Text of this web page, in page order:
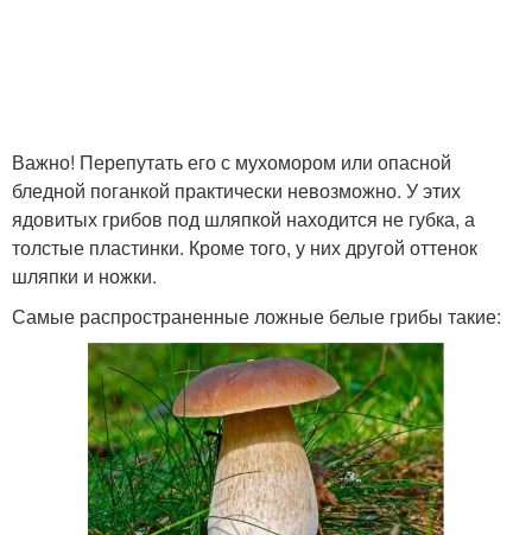
Важно! Перепутать его с мухомором или опасной
бледной поганкой практически невозможно. У этих
ядовитых грибов под шляпкой находится не губка, а
толстые пластинки. Кроме того, у них другой оттенок
шляпки и ножки.
Самые распространенные ложные белые грибы такие: